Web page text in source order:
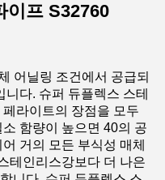
이프 S32760
어닐링 조건에서 공급되
다. 슈퍼 듀플렉스 스테
라이트의 장점을 모두
함량이 높으면 40의 공
거의 모든 부식성 매체
테인리스강보다 더 나은